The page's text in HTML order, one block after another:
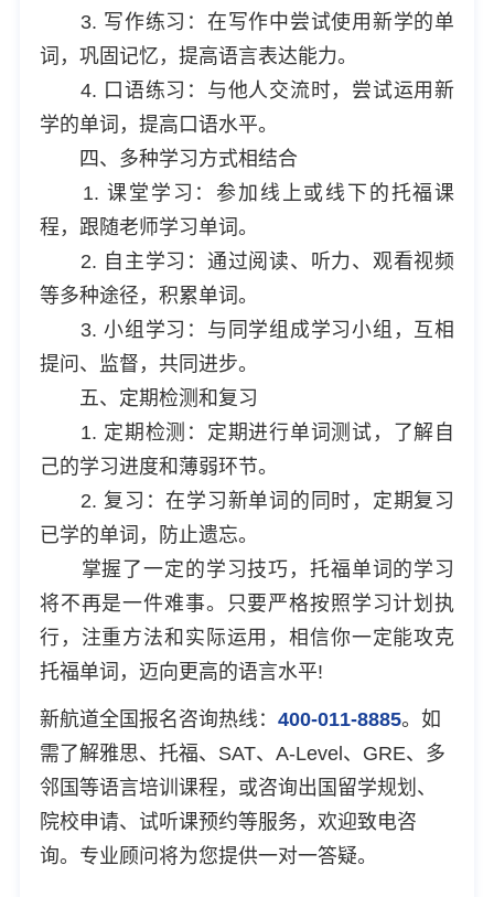
3. 写作练习：在写作中尝试使用新学的单
词，巩固记忆，提高语言表达能力。
4. 口语练习：与他人交流时，尝试运用新
学的单词，提高口语水平。
四、多种学习方式相结合
1. 课堂学习：参加线上或线下的托福课
程，跟随老师学习单词。
2. 自主学习：通过阅读、听力、观看视频
等多种途径，积累单词。
3. 小组学习：与同学组成学习小组，互相
提问、监督，共同进步。
五、定期检测和复习
1. 定期检测：定期进行单词测试，了解自
己的学习进度和薄弱环节。
2. 复习：在学习新单词的同时，定期复习
已学的单词，防止遗忘。
掌握了一定的学习技巧，托福单词的学习
将不再是一件难事。只要严格按照学习计划执
行，注重方法和实际运用，相信你一定能攻克
托福单词，迈向更高的语言水平!
新航道全国报名咨询热线： 400-011-8885。如
需了解雅思、托福、SAT、A-Level、GRE、多
邻国等语言培训课程，或咨询出国留学规划、
院校申请、试听课预约等服务，欢迎致电咨
询。专业顾问将为您提供一对一答疑。